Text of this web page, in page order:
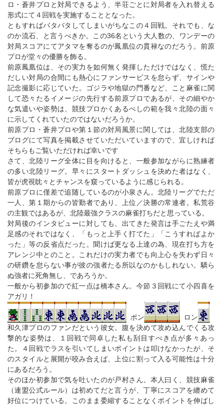
ロ・蒼井プロと対局できるよう、半荘ごとに対局者を入れ替える
形式にて４回戦を実施することとなった。
ともすればバタバタしてしまいがちなこの４回戦。それでも、な
のか流石、と言うべきか。この36名という大人数の、ワンデーの
対局スコアにてアタマを奪るのが鳳凰位の貫禄なのだろう。前原
プロが堂々の優勝を飾る。
前原鳳凰位は、その実力を如何無く発揮しただけではなく、慌た
だしい対局の合間にも熱心にファンサービスを怠らず、サインや
記念撮影に応じていた。ゴジラや地獄の門番など、こと麻雀に関
して恐々たるイメージの先行する前原プロであるが、その細やか
な気遣いや姿勢は、競技プロかくあるべしの範を我々北陸の面々
に示してくれていたのではないだろうか。
前原プロ・蒼井プロや第１節の対局風景に関しては、北陸支部の
ブログにて写真を掲載させていただいていますので、宜しければ
そちらもご覧いただければ幸いです
さて、北陸リーグ全体に目を向けると、一般参加ながらに熟練者
の多い北陸リーグ。早々にスタートダッシュを決めた者はなく、
皆が虎視眈々とチャンスを窺っているように感じられる。
前原プロに僅差で追随しているのが小泉さん。北陸リーグでただ
一人、第１期からの皆勤者であり、上位／決勝の常連者。私荒谷
の主観ではあるが、北陸最強クラスの麻雀打ちだと思っている。
対局後のインタビューに対しても、出てきた発言は手ごたえや満
足感のそれではなく、「もっと上手く打てた」「こうすればよか
った」等の反省点だった。聞けば更なる上達の為、現在打ち方を
アレンジ中とのこと。これだけの実力者でも向上心を失わず日々
の研鑽を怠らない事が彼の強者たる所以なのかもしれない。驕ら
ぬ強者に死角無し、であろうか。
一般から初参加ので紅一点は橋本さん。今節３回戦にて小四喜を
アガリ！
ポン
ロン
和久津プロのファンだという彼女。腹を決めて攻め込んでくる攻
撃的な姿勢は、１回戦で同卓した私も刮目すべき点が多々あっ
た。４回戦でラスを引いてしまいポイントは叩けなかったが、そ
のスタイルと展開が咬み合えば、上位に割って入る可能性は十分
にあるだろう。
そのほか初参加で気を吐いたのが戸村さん。本人曰く、競技麻雀
（連盟公式ルール）は初めてだと言うが、丁寧にスコアを纏めて
好位につけている。このまま委縮することなくポイントを伸ばし